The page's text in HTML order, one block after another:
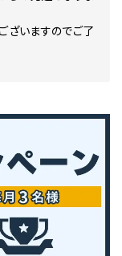
ざいますのでご了